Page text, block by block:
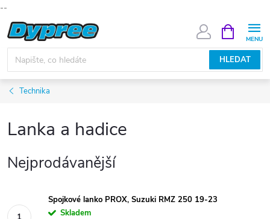
--
Přejít
na
obsah
HLEDAT
NÁKUPNÍ
KOŠÍK
Technika
Lanka a hadice
Nejprodávanější
Spojkové lanko PROX, Suzuki RMZ 250 19-23
Skladem